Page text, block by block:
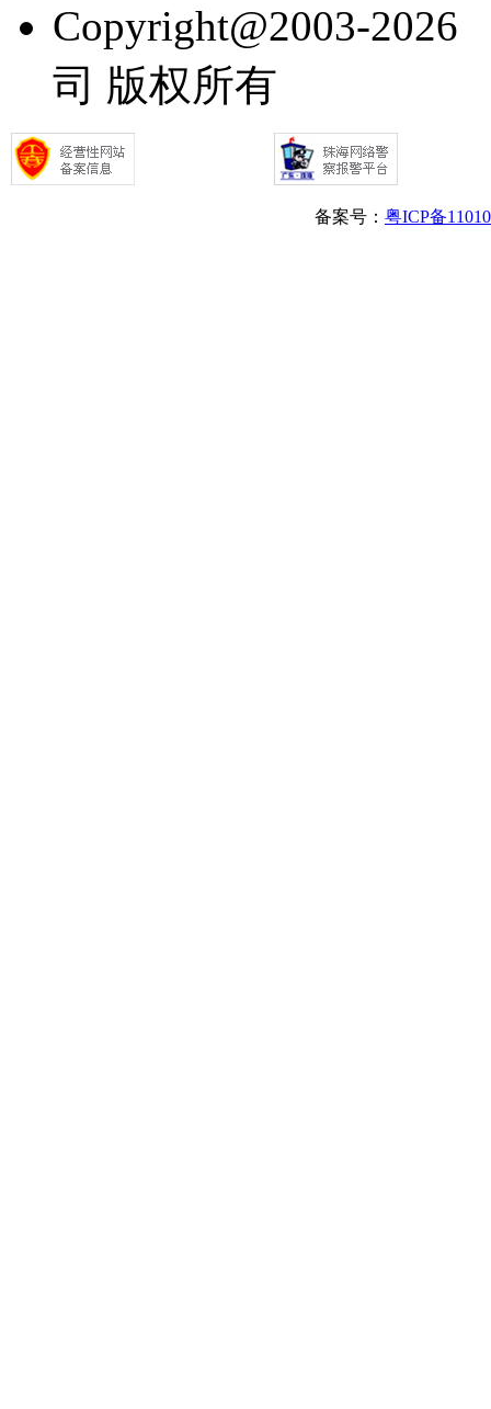
Copyright@2003-
司 版权所有
备案号： 粤ICP备